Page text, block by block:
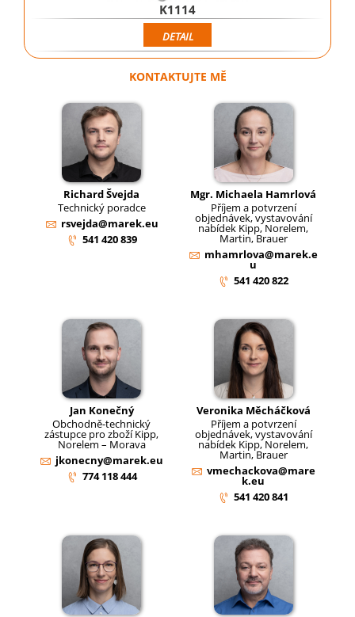
K1114
DETAIL
KONTAKTUJTE MĚ
Richard Švejda
Technický poradce
rsvejda@marek.eu
541 420 839
Mgr. Michaela Hamrlová
Příjem a potvrzení
objednávek, vystavování
nabídek Kipp, Norelem,
Martin, Brauer
mhamrlova@marek.e
u
541 420 822
Jan Konečný
Obchodně-technický
zástupce pro zboží Kipp,
Norelem – Morava
jkonecny@marek.eu
774 118 444
Veronika Měcháčková
Příjem a potvrzení
objednávek, vystavování
nabídek Kipp, Norelem,
Martin, Brauer
vmechackova@mare
k.eu
541 420 841